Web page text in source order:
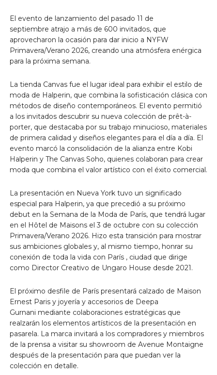
El evento de lanzamiento del pasado 11 de
septiembre atrajo a más de 600 invitados, que
aprovecharon la ocasión para dar inicio a NYFW
Primavera/Verano 2026, creando una atmósfera enérgica
para la próxima semana.
La tienda Canvas fue el lugar ideal para exhibir el estilo de
moda de Halperin, que combina la sofisticación clásica con
métodos de diseño contemporáneos. El evento permitió
a los invitados descubrir su nueva colección de prêt-à-
porter, que destacaba por su trabajo minucioso, materiales
de primera calidad y diseños elegantes para el día a día. El
evento marcó la consolidación de la alianza entre Kobi
Halperin y The Canvas Soho, quienes colaboran para crear
moda que combina el valor artístico con el éxito comercial.
La presentación en Nueva York tuvo un significado
especial para Halperin, ya que precedió a su próximo
debut en la Semana de la Moda de París, que tendrá lugar
en el Hôtel de Maisons el3 de octubre con su colección
Primavera/Verano 2026. Hizo esta transición para mostrar
sus ambiciones globales y, al mismo tiempo, honrar su
conexión de toda la vida con París , ciudad que dirige
como Director Creativo de Ungaro House desde 2021.
El próximo desfile de París presentará calzado de Maison
Ernest Paris y joyería y accesorios de Deepa
Gurnani mediante colaboraciones estratégicas que
realzarán los elementos artísticos de la presentación en
pasarela. La marca invitará a los compradores y miembros
de la prensa a visitar su showroom de Avenue Montaigne
después de la presentación para que puedan ver la
colección en detalle.